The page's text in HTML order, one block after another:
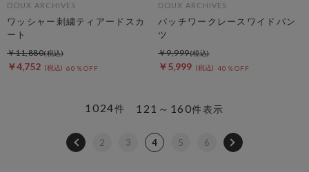
DOUX ARCHIVES
ワッシャー刺繍ティアードスカ
ート
￥4,752 60％OFF
￥11,880
DOUX ARCHIVES
パッチワークレースワイドパン
ツ
￥5,999 40％OFF
￥9,999
121～160件表示
1024件
2 3 4 5 6